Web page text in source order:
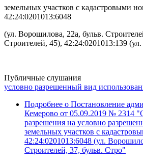
земельных участков с кадастровыми
42:24:0201013:6048
(ул. Ворошилова, 22а, бульв.
Строителей, 45), 42:24:0201013:139
Публичные слушания
условно разрешенный вид
Подробнее о Постановление
Кемерово от 05.09.2019 № 2314
разрешения на условно
земельных участков с
42:24:0201013:6048 (ул.
Строителей, 37, бульв. Стро"